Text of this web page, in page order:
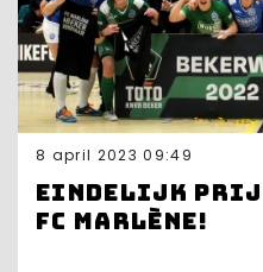
8 april 2023 09:49
Eindelijk
FC Marlène!